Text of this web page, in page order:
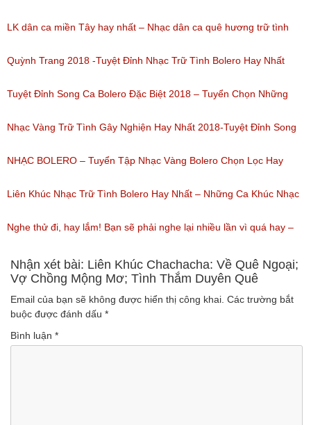
Bolero
(Lượt nghe: 80)
LK dân ca miền Tây hay nhất – Nhạc dân ca quê hương trữ tình
miền tây hay nhất
(Lượt nghe: 184)
Quỳnh Trang 2018 -Tuyệt Đỉnh Nhạc Trữ Tình Bolero Hay Nhất
Của Quỳnh Trang 2018
(Lượt nghe: 155)
Tuyệt Đỉnh Song Ca Bolero Đặc Biệt 2018 – Tuyển Chọn Những
Bài Hát Song Ca Nhạc Vàng Bolero Hay Nhất
(Lượt nghe: 218)
Nhạc Vàng Trữ Tình Gây Nghiện Hay Nhất 2018-Tuyệt Đỉnh Song
Ca Thiên Quang Quỳnh Trang Ngọt Ngào
(Lượt nghe: 219)
NHẠC BOLERO – Tuyển Tập Nhạc Vàng Bolero Chọn Lọc Hay
Nhất / Tuyệt Đỉnh Bolero
(Lượt nghe: 99)
Liên Khúc Nhạc Trữ Tình Bolero Hay Nhất – Những Ca Khúc Nhạc
Vàng Trữ Tình Hay Nhất 2018
(Lượt nghe: 75)
Nghe thử đi, hay lắm! Bạn sẽ phải nghe lại nhiều lần vì quá hay –
Nhạc miền Tây đặc sắc
(Lượt nghe: 46)
Nhận xét bài: Liên Khúc Chachacha: Về Quê Ngoại;
Vợ Chồng Mộng Mơ; Tình Thắm Duyên Quê
Email của bạn sẽ không được hiển thị công khai. Các trường bắt
buộc được đánh dấu *
Bình luận *